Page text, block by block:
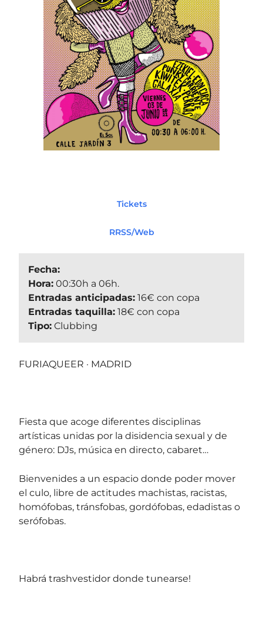
Tickets
RRSS/Web
Fecha:
Hora: 00:30h a 06h.
Entradas anticipadas: 16€ con copa
Entradas taquilla: 18€ con copa
Tipo: Clubbing
FURIAQUEER · MADRID
Fiesta que acoge diferentes disciplinas
artísticas unidas por la disidencia sexual y de
género: DJs, música en directo, cabaret…
Bienvenides a un espacio donde poder mover
el culo, libre de actitudes machistas, racistas,
homófobas, tránsfobas, gordófobas, edadistas o
serófobas.
Habrá trashvestidor donde tunearse!